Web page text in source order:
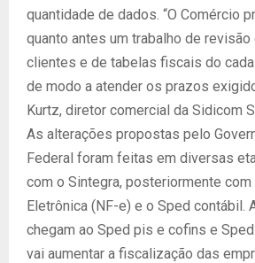
quantidade de dados. “O Comércio
quanto antes um trabalho de revisão
clientes e de tabelas fiscais do
de modo a atender os prazos
Kurtz, diretor comercial da Sidicom
As alterações propostas pelo
Federal foram feitas em diversas
com o Sintegra, posteriormente com
Eletrônica (NF-e) e o Sped contábil.
chegam ao Sped pis e cofins e
vai aumentar a fiscalização das